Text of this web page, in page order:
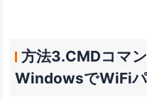
方法3.CMDコマ
WindowsでWiFi